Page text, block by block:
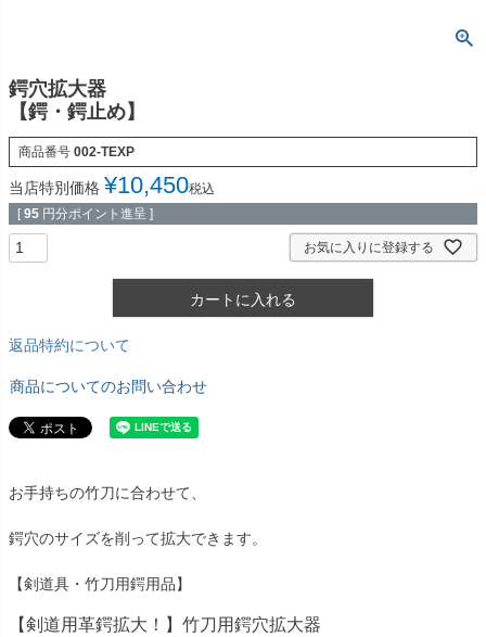
鍔穴拡大器
【鍔・鍔止め】
商品番号 002-TEXP
当店特別価格 ¥10,450税込
[ 95 円分ポイント進呈 ]
お気に入りに登録する
カートに入れる
返品特約について
商品についてのお問い合わせ
お手持ちの竹刀に合わせて、
鍔穴のサイズを削って拡大できます。
【剣道具・竹刀用鍔用品】
【剣道用革鍔拡大！】竹刀用鍔穴拡大器